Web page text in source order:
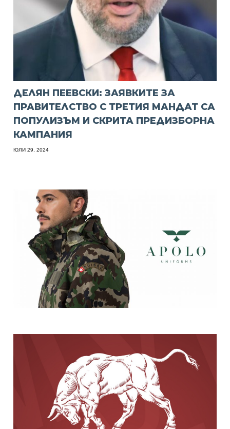
ДЕЛЯН ПЕЕВСКИ: ЗАЯВКИТЕ ЗА
ПРАВИТЕЛСТВО С ТРЕТИЯ МАНДАТ СА
ПОПУЛИЗЪМ И СКРИТА ПРЕДИЗБОРНА
КАМПАНИЯ
ЮЛИ 29, 2024